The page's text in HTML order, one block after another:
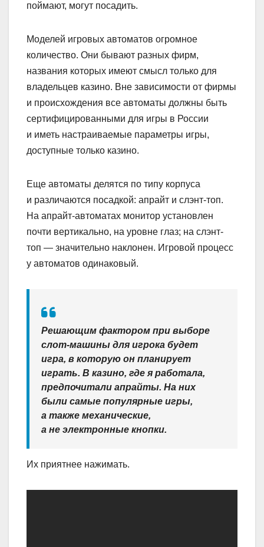
поймают, могут посадить.
Моделей игровых автоматов огромное
количество. Они бывают разных фирм,
названия которых имеют смысл только для
владельцев казино. Вне зависимости от фирмы
и происхождения все автоматы должны быть
сертифицированными для игры в России
и иметь настраиваемые параметры игры,
доступные только казино.
Еще автоматы делятся по типу корпуса
и различаются посадкой: апрайт и слэнт-топ.
На апрайт-автоматах монитор установлен
почти вертикально, на уровне глаз; на слэнт-
топ — значительно наклонен. Игровой процесс
у автоматов одинаковый.
Решающим фактором при выборе
слот-машины для игрока будет
игра, в которую он планирует
играть. В казино, где я работала,
предпочитали апрайты. На них
были самые популярные игры,
а также механические,
а не электронные кнопки.
Их приятнее нажимать.